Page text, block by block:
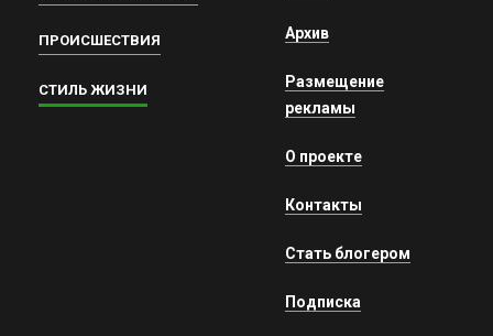
ПРОИСШЕСТВИЯ
СТИЛЬ ЖИЗНИ
Архив
Размещение
рекламы
О проекте
Контакты
Стать блогером
Подписка